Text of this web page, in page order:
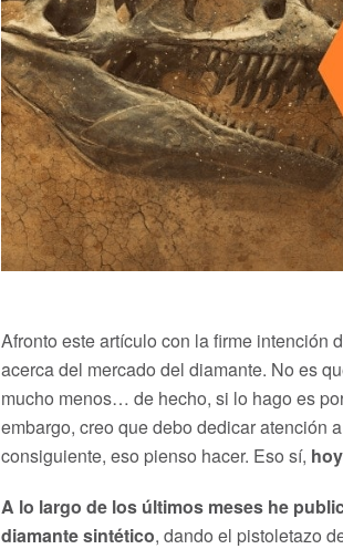
Afronto este artículo con la firme intención
acerca del mercado del diamante. No es
mucho menos… de hecho, si lo hago es
embargo, creo que debo dedicar atención
consiguiente, eso pienso hacer. Eso sí,
A lo largo de los últimos meses he
diamante sintético, dando el pistoletazo